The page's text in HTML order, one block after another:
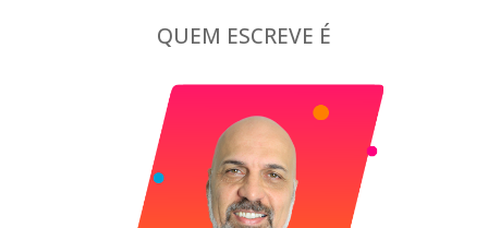
QUEM ESCREVE É